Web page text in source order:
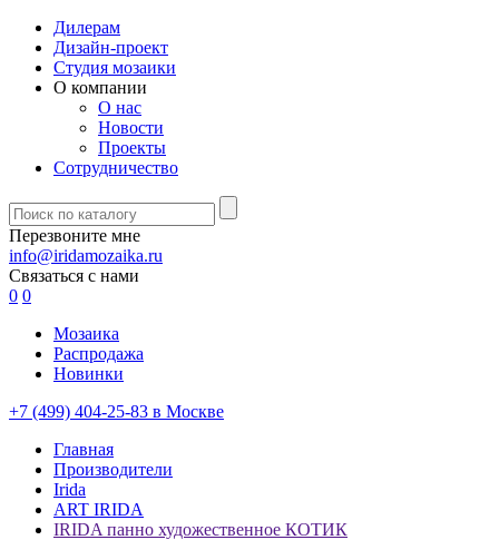
Дилерам
Дизайн-проект
Студия мозаики
О компании
О нас
Новости
Проекты
Сотрудничество
Перезвоните мне
info@iridamozaika.ru
Связаться с нами
0 0
Мозаика
Распродажа
Новинки
+7 (499) 404-25-83 в Москве
Главная
Производители
Irida
ART IRIDA
IRIDA панно художественное КОТИК